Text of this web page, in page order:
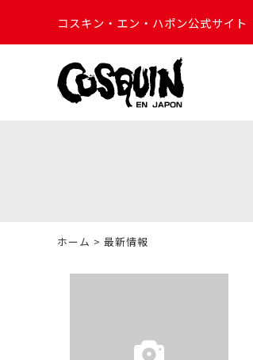
コスキン・エン・ハポン公式サイト
ホーム > 最新情報